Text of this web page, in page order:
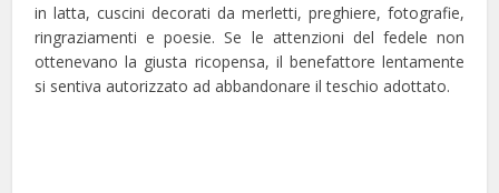
in latta, cuscini decorati da merletti, preghiere, fotografie,
ringraziamenti e poesie. Se le attenzioni del fedele non
ottenevano la giusta ricopensa, il benefattore lentamente
si sentiva autorizzato ad abbandonare il teschio adottato.